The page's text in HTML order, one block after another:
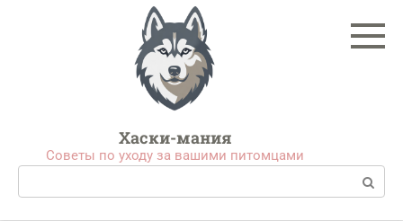
Хаски-мания
Советы по уходу за вашими питомцами
Поиск: